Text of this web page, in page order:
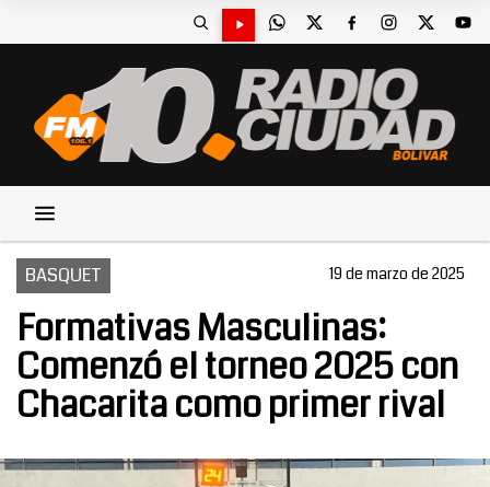
BASQUET 19 de marzo de 2025
Formativas Masculinas:
Comenzó el torneo 2025 con
Chacarita como primer rival